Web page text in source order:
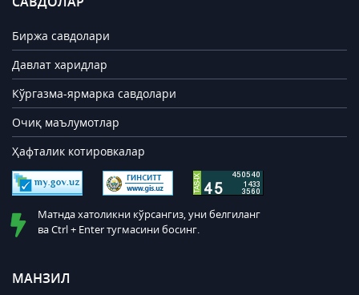
Биржа савдолари
Давлат харидлар
Кўргазма-ярмарка савдолари
Очиқ маълумотлар
Ҳафталик котировкалар
Матнда хатоликни кўрсангиз, уни белгиланг
ва Ctrl + Enter тугмасини босинг.
МАНЗИЛ